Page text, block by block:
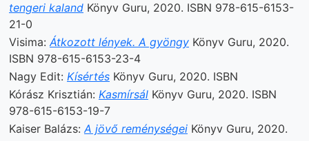
tengeri kaland Könyv Guru, 2020. ISBN 978-615-6153-
21-0
Visima:Átkozott lények. A gyöngy Könyv Guru, 2020.
ISBN 978-615-6153-23-4
Nagy Edit: Kísértés Könyv Guru, 2020. ISBN
Kórász Krisztián: Kasmírsál Könyv Guru, 2020. ISBN
978-615-6153-19-7
Kaiser Balázs:A jövő reménységei Könyv Guru, 2020.